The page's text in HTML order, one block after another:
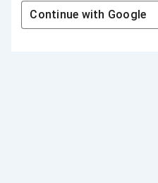
Continue withGoogle